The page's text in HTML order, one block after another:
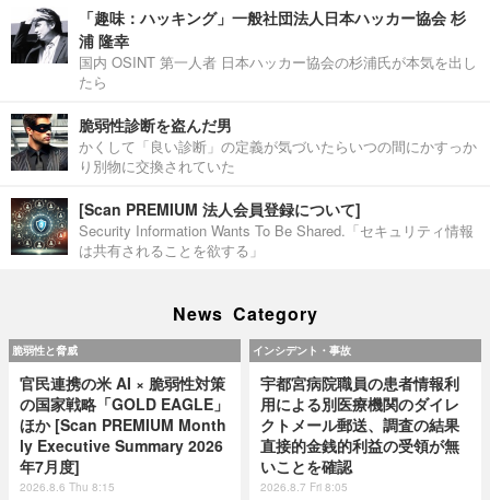
「趣味：ハッキング」一般社団法人日本ハッカー協会 杉
浦 隆幸
国内 OSINT 第一人者 日本ハッカー協会の杉浦氏が本気を出し
たら
脆弱性診断を盗んだ男
かくして「良い診断」の定義が気づいたらいつの間にかすっか
り別物に交換されていた
[Scan PREMIUM 法人会員登録について]
Security Information Wants To Be Shared.「セキュリティ情報
は共有されることを欲する」
News Category
脆弱性と脅威
官民連携の米 AI × 脆弱性対策
の国家戦略「GOLD EAGLE」
ほか [Scan PREMIUM Month
ly Executive Summary 2026
年7月度]
2026.8.6 Thu 8:15
インシデント・事故
宇都宮病院職員の患者情報利
用による別医療機関のダイレ
クトメール郵送、調査の結果
直接的金銭的利益の受領が無
いことを確認
2026.8.7 Fri 8:05